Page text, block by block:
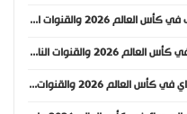
موعد مباراة البرازيل والمغرب في كأس العالم 2026 والقنوات الناقلة
موعد مباراة قطر وسويسرا في كأس العالم 2026 والقنوات الناقلة
موعد مباراة أمريكا والباراغواي في كأس العالم 2026 والقنوات الناقلة